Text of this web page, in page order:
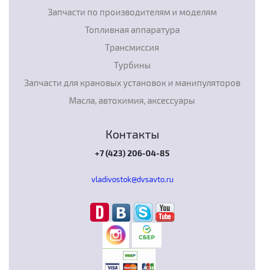
Запчасти по производителям и моделям
Топливная аппаратура
Трансмиссия
Турбины
Запчасти для крановых установок и манипуляторов
Масла, автохимия, аксессуары
Контакты
+7 (423) 206-04-85
vladivostok@dvsavto.ru